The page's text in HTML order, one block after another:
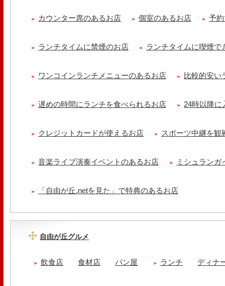
カウンター席のあるお店 個室のあるお店 予
ランチタイムに禁煙のお店 ランチタイムに喫煙で
ワンコインランチメニューのあるお店 比較的安い
遅めの時間にランチを食べられるお店 24時以降に
クレジットカードが使えるお店 スポーツ中継を観
音楽ライブ演奏イベントのあるお店 ミシュランガ
「自由が丘.netを見た」で特典のあるお店
自由が丘グルメ
飲食店 食材店 パン屋 ランチ ディナ